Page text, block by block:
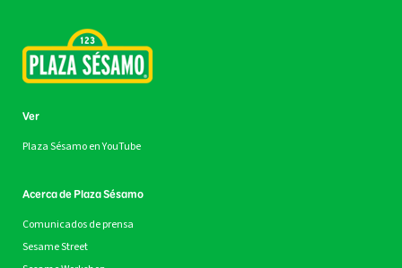
Ver
Plaza Sésamo en YouTube
Acerca de Plaza Sésamo
Comunicados de prensa
Sesame Street